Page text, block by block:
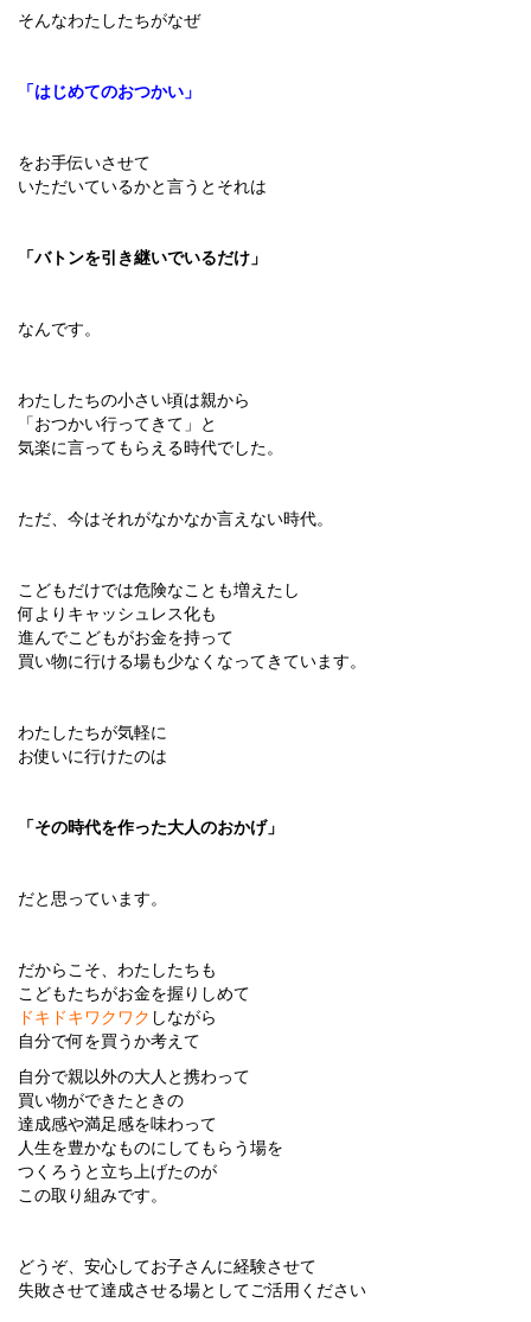
そんなわたしたちがなぜ
「はじめてのおつかい」
をお手伝いさせて
いただいているかと言うとそれは
「バトンを引き継いでいるだけ」
なんです。
わたしたちの小さい頃は親から
「おつかい行ってきて」と
気楽に言ってもらえる時代でした。
ただ、今はそれがなかなか言えない時代。
こどもだけでは危険なことも増えたし
何よりキャッシュレス化も
進んでこどもがお金を持って
買い物に行ける場も少なくなってきています。
わたしたちが気軽に
お使いに行けたのは
「その時代を作った大人のおかげ」
だと思っています。
だからこそ、わたしたちも
こどもたちがお金を握りしめて
ドキドキワクワク しながら
自分で何を買うか考えて
自分で親以外の大人と携わって
買い物ができたときの
達成感や満足感を味わって
人生を豊かなものにしてもらう場を
つくろうと立ち上げたのが
この取り組みです。
どうぞ、安心してお子さんに経験させて
失敗させて達成させる場としてご活用ください